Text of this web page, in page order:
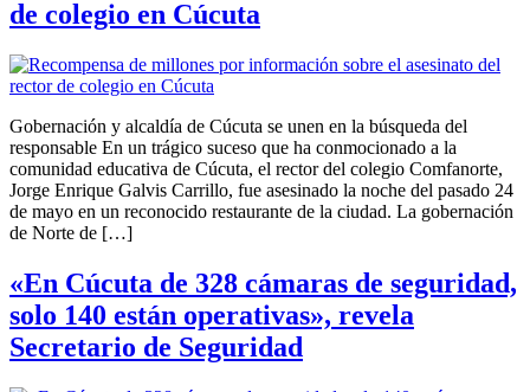
de colegio en Cúcuta
Gobernación y alcaldía de Cúcuta se unen en la búsqueda del
responsable En un trágico suceso que ha conmocionado a la
comunidad educativa de Cúcuta, el rector del colegio Comfanorte,
Jorge Enrique Galvis Carrillo, fue asesinado la noche del pasado 24
de mayo en un reconocido restaurante de la ciudad. La gobernación
de Norte de […]
«En Cúcuta de 328 cámaras de seguridad,
solo 140 están operativas», revela
Secretario de Seguridad